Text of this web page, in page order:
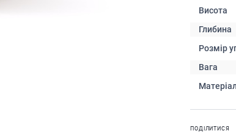
Висота
Глибина
Розмір
Вага
ПОДІЛИТИСЯ